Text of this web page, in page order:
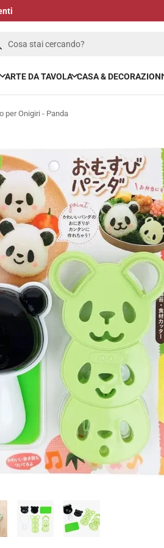
Cosa stai cercando?
ARTE DA TAVOLA CASA & DECORAZIONI
per Onigiri - Panda